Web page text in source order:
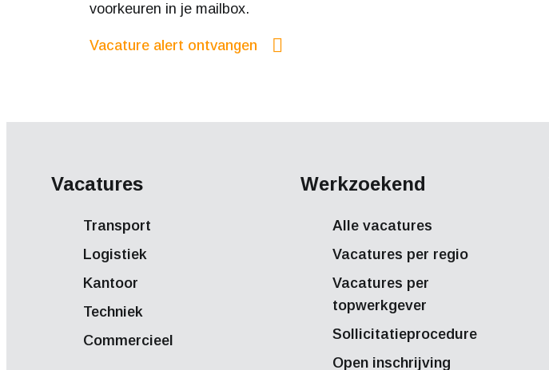
voorkeuren in je mailbox.
Vacature alert ontvangen
Vacatures
Transport
Logistiek
Kantoor
Techniek
Commercieel
Werkzoekend
Alle vacatures
Vacatures per regio
Vacatures per
topwerkgever
Sollicitatieprocedure
Open inschrijving